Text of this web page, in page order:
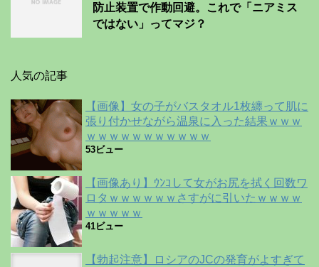
防止装置で作動回避。これで「ニアミス
ではない」ってマジ？
人気の記事
【画像】女の子がバスタオル1枚纏って肌に
張り付かせながら温泉に入った結果ｗｗｗ
ｗｗｗｗｗｗｗｗｗｗｗ
53ビュー
【画像あり】ｳﾝｺして女がお尻を拭く回数ワ
ロタｗｗｗｗｗｗさすがに引いたｗｗｗｗ
ｗｗｗｗｗ
41ビュー
【勃起注意】ロシアのJCの発育がよすぎて